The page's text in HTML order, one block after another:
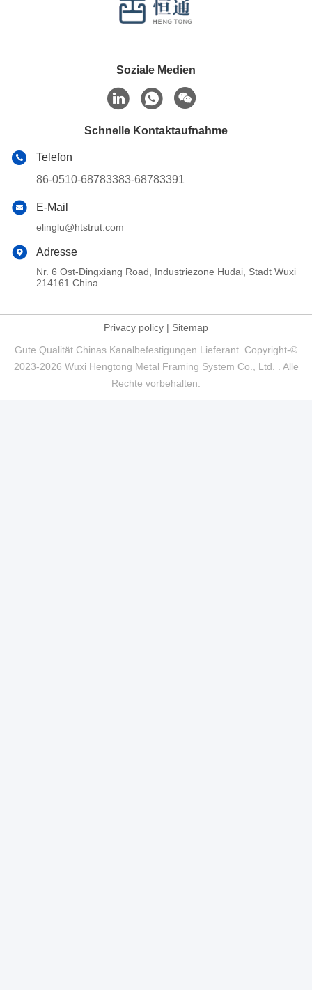
Soziale Medien
Schnelle Kontaktaufnahme
Telefon
86-0510-68783383-68783391
E-Mail
elinglu@htstrut.com
Adresse
Nr. 6 Ost-Dingxiang Road, Industriezone Hudai, Stadt Wuxi
214161 China
Privacy policy | Sitemap
Gute Qualität Chinas Kanalbefestigungen Lieferant. Copyright-©
2023-2026 Wuxi Hengtong Metal Framing System Co., Ltd. . Alle
Rechte vorbehalten.